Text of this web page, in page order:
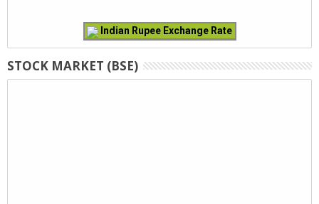
Indian Rupee Exchange Rate
STOCK MARKET (BSE)